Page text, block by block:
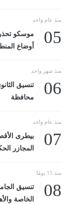
منذ عام واحد
05
موسكو
أوضاع
منذ شهر واحد
06
محافظة
منذ عام واحد
07
المجازر الحكومية
منذ 15 يومًا
08
الخاصة